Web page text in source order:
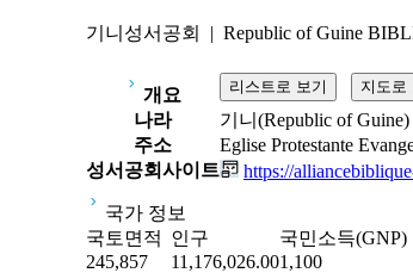
기니성서공회 | Republic of Guine
개요
나라
기니(Republic of Guine)
주소
Eglise Protestante
성서공회사이트
https://
국가 정보
국토면적 인구
국민소득(GNP)
245,857
11,176,026.001,100